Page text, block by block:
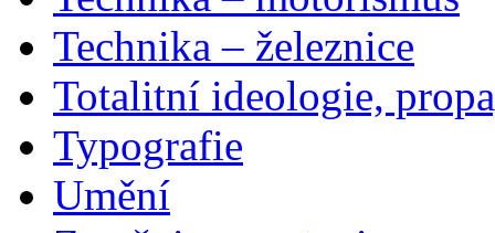
Technika – železnice
Totalitní ideologie,
Typografie
Umění